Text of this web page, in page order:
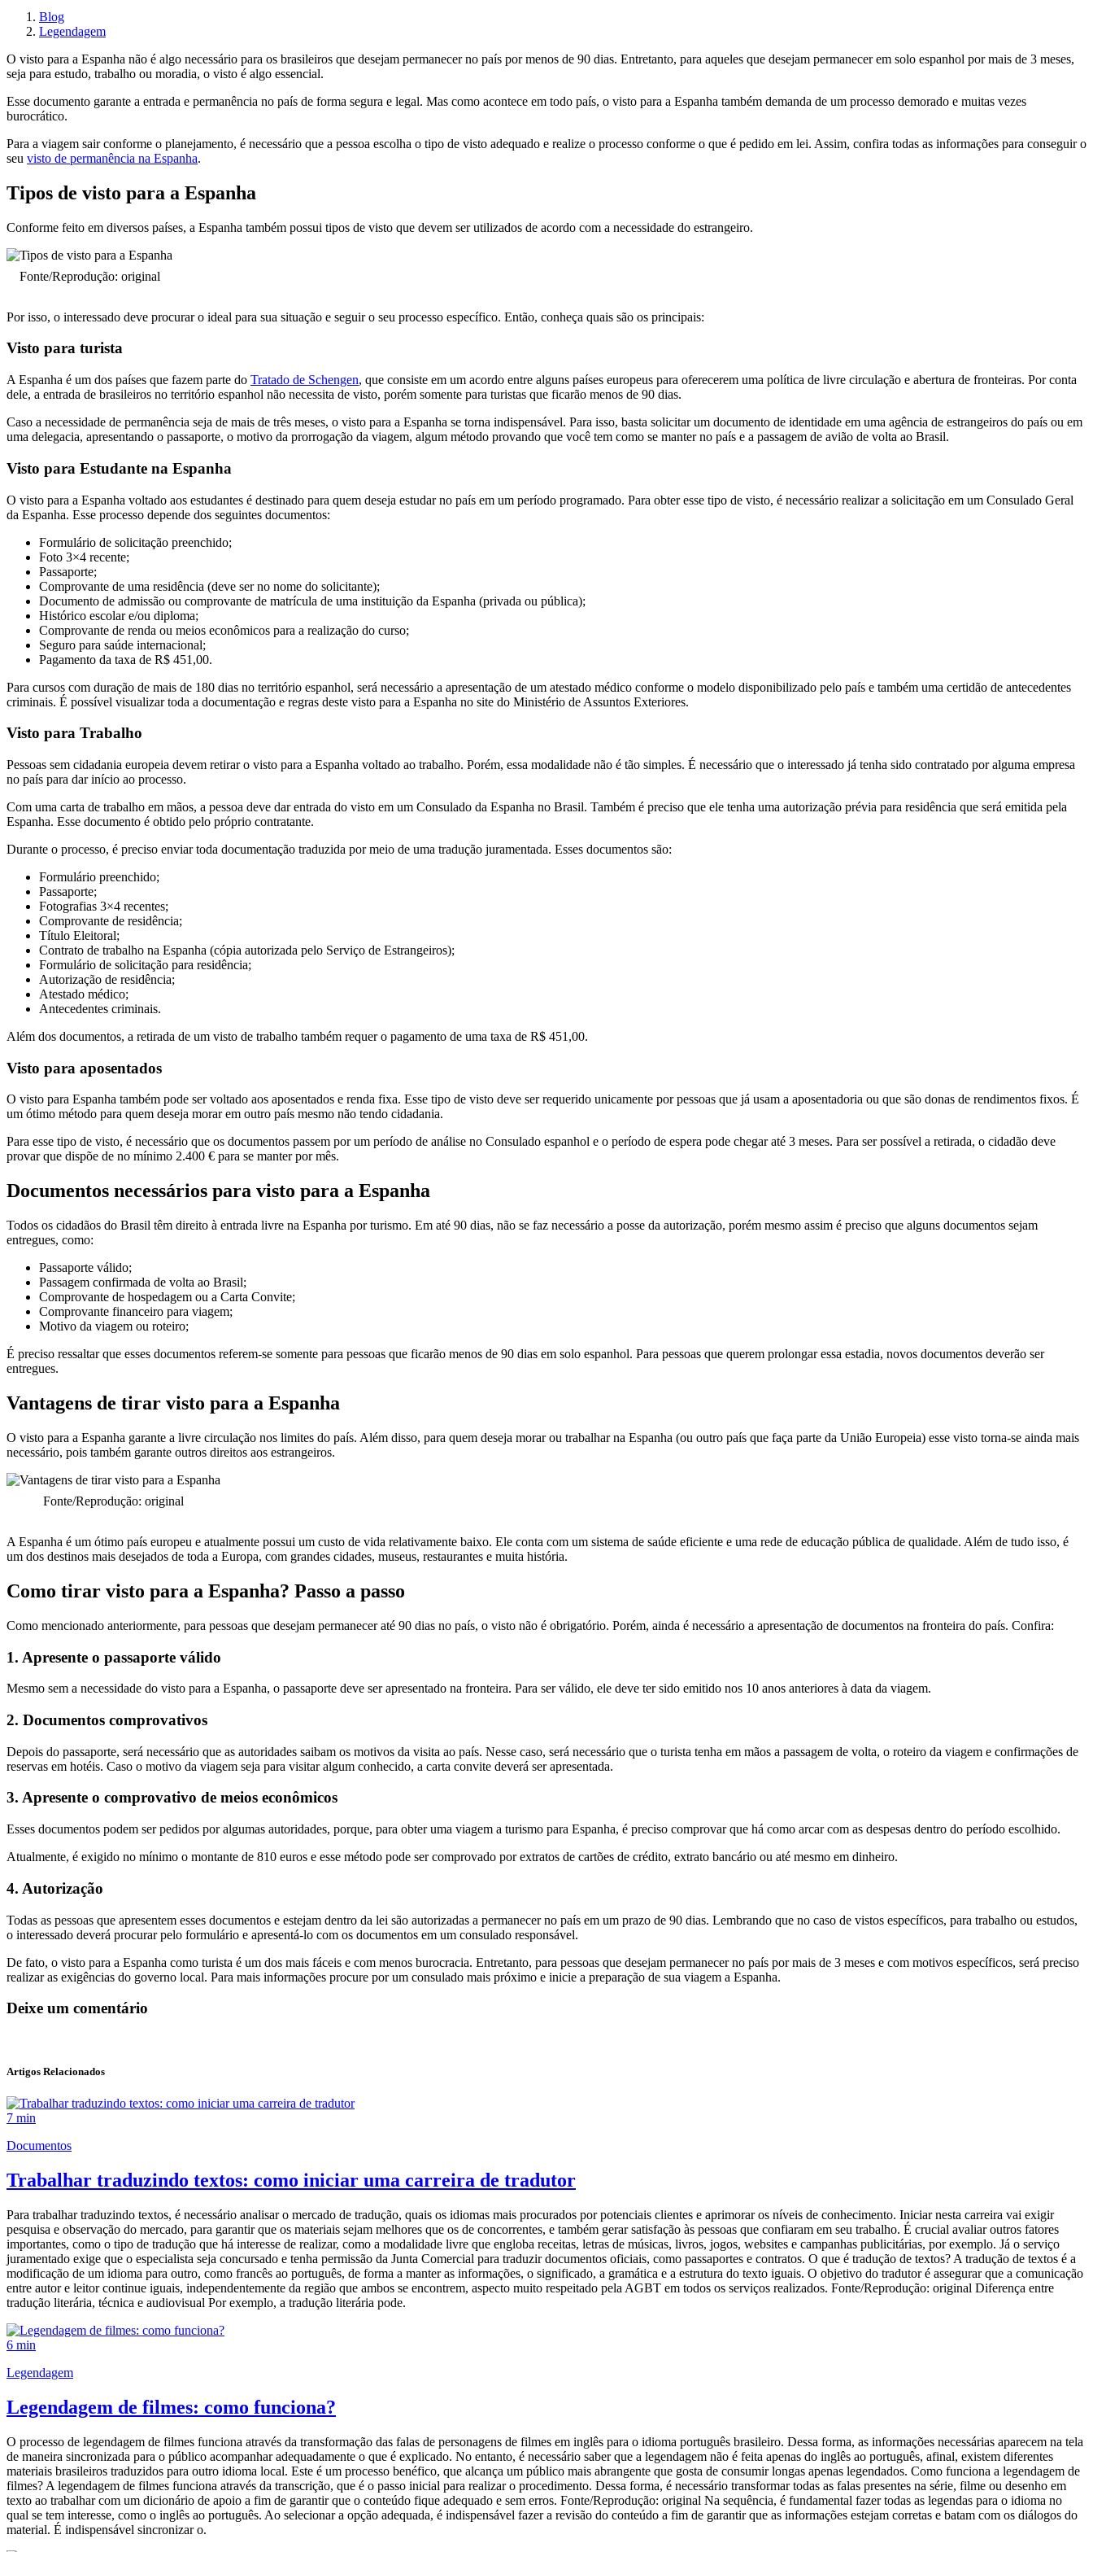
Blog
Legendagem
O visto para a Espanha não é algo necessário para os brasileiros que desejam permanecer no país por menos de 90 dias. Entretanto, para aqueles que desejam permanecer em solo espanhol por mais de 3 meses,
seja para estudo, trabalho ou moradia, o visto é algo essencial.
Esse documento garante a entrada e permanência no país de forma segura e legal. Mas como acontece em todo país, o visto para a Espanha também demanda de um processo demorado e muitas vezes
burocrático.
Para a viagem sair conforme o planejamento, é necessário que a pessoa escolha o tipo de visto adequado e realize o processo conforme o que é pedido em lei. Assim, confira todas as informações para conseguir o
seu visto de permanência na Espanha.
Tipos de visto para a Espanha
Conforme feito em diversos países, a Espanha também possui tipos de visto que devem ser utilizados de acordo com a necessidade do estrangeiro.
Fonte/Reprodução: original
Por isso, o interessado deve procurar o ideal para sua situação e seguir o seu processo específico. Então, conheça quais são os principais:
Visto para turista
A Espanha é um dos países que fazem parte do Tratado de Schengen, que consiste em um acordo entre alguns países europeus para oferecerem uma política de livre circulação e abertura de fronteiras. Por conta
dele, a entrada de brasileiros no território espanhol não necessita de visto, porém somente para turistas que ficarão menos de 90 dias.
Caso a necessidade de permanência seja de mais de três meses, o visto para a Espanha se torna indispensável. Para isso, basta solicitar um documento de identidade em uma agência de estrangeiros do país ou em
uma delegacia, apresentando o passaporte, o motivo da prorrogação da viagem, algum método provando que você tem como se manter no país e a passagem de avião de volta ao Brasil.
Visto para Estudante na Espanha
O visto para a Espanha voltado aos estudantes é destinado para quem deseja estudar no país em um período programado. Para obter esse tipo de visto, é necessário realizar a solicitação em um Consulado Geral
da Espanha. Esse processo depende dos seguintes documentos:
Formulário de solicitação preenchido;
Foto 3×4 recente;
Passaporte;
Comprovante de uma residência (deve ser no nome do solicitante);
Documento de admissão ou comprovante de matrícula de uma instituição da Espanha (privada ou pública);
Histórico escolar e/ou diploma;
Comprovante de renda ou meios econômicos para a realização do curso;
Seguro para saúde internacional;
Pagamento da taxa de R$ 451,00.
Para cursos com duração de mais de 180 dias no território espanhol, será necessário a apresentação de um atestado médico conforme o modelo disponibilizado pelo país e também uma certidão de antecedentes
criminais. É possível visualizar toda a documentação e regras deste visto para a Espanha no site do Ministério de Assuntos Exteriores.
Visto para Trabalho
Pessoas sem cidadania europeia devem retirar o visto para a Espanha voltado ao trabalho. Porém, essa modalidade não é tão simples. É necessário que o interessado já tenha sido contratado por alguma empresa
no país para dar início ao processo.
Com uma carta de trabalho em mãos, a pessoa deve dar entrada do visto em um Consulado da Espanha no Brasil. Também é preciso que ele tenha uma autorização prévia para residência que será emitida pela
Espanha. Esse documento é obtido pelo próprio contratante.
Durante o processo, é preciso enviar toda documentação traduzida por meio de uma tradução juramentada. Esses documentos são:
Formulário preenchido;
Passaporte;
Fotografias 3×4 recentes;
Comprovante de residência;
Título Eleitoral;
Contrato de trabalho na Espanha (cópia autorizada pelo Serviço de Estrangeiros);
Formulário de solicitação para residência;
Autorização de residência;
Atestado médico;
Antecedentes criminais.
Além dos documentos, a retirada de um visto de trabalho também requer o pagamento de uma taxa de R$ 451,00.
Visto para aposentados
O visto para Espanha também pode ser voltado aos aposentados e renda fixa. Esse tipo de visto deve ser requerido unicamente por pessoas que já usam a aposentadoria ou que são donas de rendimentos fixos. É
um ótimo método para quem deseja morar em outro país mesmo não tendo cidadania.
Para esse tipo de visto, é necessário que os documentos passem por um período de análise no Consulado espanhol e o período de espera pode chegar até 3 meses. Para ser possível a retirada, o cidadão deve
provar que dispõe de no mínimo 2.400 € para se manter por mês.
Documentos necessários para visto para a Espanha
Todos os cidadãos do Brasil têm direito à entrada livre na Espanha por turismo. Em até 90 dias, não se faz necessário a posse da autorização, porém mesmo assim é preciso que alguns documentos sejam
entregues, como:
Passaporte válido;
Passagem confirmada de volta ao Brasil;
Comprovante de hospedagem ou a Carta Convite;
Comprovante financeiro para viagem;
Motivo da viagem ou roteiro;
É preciso ressaltar que esses documentos referem-se somente para pessoas que ficarão menos de 90 dias em solo espanhol. Para pessoas que querem prolongar essa estadia, novos documentos deverão ser
entregues.
Vantagens de tirar visto para a Espanha
O visto para a Espanha garante a livre circulação nos limites do país. Além disso, para quem deseja morar ou trabalhar na Espanha (ou outro país que faça parte da União Europeia) esse visto torna-se ainda mais
necessário, pois também garante outros direitos aos estrangeiros.
Fonte/Reprodução: original
A Espanha é um ótimo país europeu e atualmente possui um custo de vida relativamente baixo. Ele conta com um sistema de saúde eficiente e uma rede de educação pública de qualidade. Além de tudo isso, é
um dos destinos mais desejados de toda a Europa, com grandes cidades, museus, restaurantes e muita história.
Como tirar visto para a Espanha? Passo a passo
Como mencionado anteriormente, para pessoas que desejam permanecer até 90 dias no país, o visto não é obrigatório. Porém, ainda é necessário a apresentação de documentos na fronteira do país. Confira:
1. Apresente o passaporte válido
Mesmo sem a necessidade do visto para a Espanha, o passaporte deve ser apresentado na fronteira. Para ser válido, ele deve ter sido emitido nos 10 anos anteriores à data da viagem.
2. Documentos comprovativos
Depois do passaporte, será necessário que as autoridades saibam os motivos da visita ao país. Nesse caso, será necessário que o turista tenha em mãos a passagem de volta, o roteiro da viagem e confirmações de
reservas em hotéis. Caso o motivo da viagem seja para visitar algum conhecido, a carta convite deverá ser apresentada.
3. Apresente o comprovativo de meios econômicos
Esses documentos podem ser pedidos por algumas autoridades, porque, para obter uma viagem a turismo para Espanha, é preciso comprovar que há como arcar com as despesas dentro do período escolhido.
Atualmente, é exigido no mínimo o montante de 810 euros e esse método pode ser comprovado por extratos de cartões de crédito, extrato bancário ou até mesmo em dinheiro.
4. Autorização
Todas as pessoas que apresentem esses documentos e estejam dentro da lei são autorizadas a permanecer no país em um prazo de 90 dias. Lembrando que no caso de vistos específicos, para trabalho ou estudos,
o interessado deverá procurar pelo formulário e apresentá-lo com os documentos em um consulado responsável.
De fato, o visto para a Espanha como turista é um dos mais fáceis e com menos burocracia. Entretanto, para pessoas que desejam permanecer no país por mais de 3 meses e com motivos específicos, será preciso
realizar as exigências do governo local. Para mais informações procure por um consulado mais próximo e inicie a preparação de sua viagem a Espanha.
Deixe um comentário
Artigos Relacionados
7 min
Documentos
Trabalhar traduzindo textos: como iniciar uma carreira de tradutor
Para trabalhar traduzindo textos, é necessário analisar o mercado de tradução, quais os idiomas mais procurados por potenciais clientes e aprimorar os níveis de conhecimento. Iniciar nesta carreira vai exigir
pesquisa e observação do mercado, para garantir que os materiais sejam melhores que os de concorrentes, e também gerar satisfação às pessoas que confiaram em seu trabalho. É crucial avaliar outros fatores
importantes, como o tipo de tradução que há interesse de realizar, como a modalidade livre que engloba receitas, letras de músicas, livros, jogos, websites e campanhas publicitárias, por exemplo. Já o serviço
juramentado exige que o especialista seja concursado e tenha permissão da Junta Comercial para traduzir documentos oficiais, como passaportes e contratos. O que é tradução de textos? A tradução de textos é a
modificação de um idioma para outro, como francês ao português, de forma a manter as informações, o significado, a gramática e a estrutura do texto iguais. O objetivo do tradutor é assegurar que a comunicação
entre autor e leitor continue iguais, independentemente da região que ambos se encontrem, aspecto muito respeitado pela AGBT em todos os serviços realizados. Fonte/Reprodução: original Diferença entre
tradução literária, técnica e audiovisual Por exemplo, a tradução literária pode.
6 min
Legendagem
Legendagem de filmes: como funciona?
O processo de legendagem de filmes funciona através da transformação das falas de personagens de filmes em inglês para o idioma português brasileiro. Dessa forma, as informações necessárias aparecem na tela
de maneira sincronizada para o público acompanhar adequadamente o que é explicado. No entanto, é necessário saber que a legendagem não é feita apenas do inglês ao português, afinal, existem diferentes
materiais brasileiros traduzidos para outro idioma local. Este é um processo benéfico, que alcança um público mais abrangente que gosta de consumir longas apenas legendados. Como funciona a legendagem de
filmes? A legendagem de filmes funciona através da transcrição, que é o passo inicial para realizar o procedimento. Dessa forma, é necessário transformar todas as falas presentes na série, filme ou desenho em
texto ao trabalhar com um dicionário de apoio a fim de garantir que o conteúdo fique adequado e sem erros. Fonte/Reprodução: original Na sequência, é fundamental fazer todas as legendas para o idioma no
qual se tem interesse, como o inglês ao português. Ao selecionar a opção adequada, é indispensável fazer a revisão do conteúdo a fim de garantir que as informações estejam corretas e batam com os diálogos do
material. É indispensável sincronizar o.